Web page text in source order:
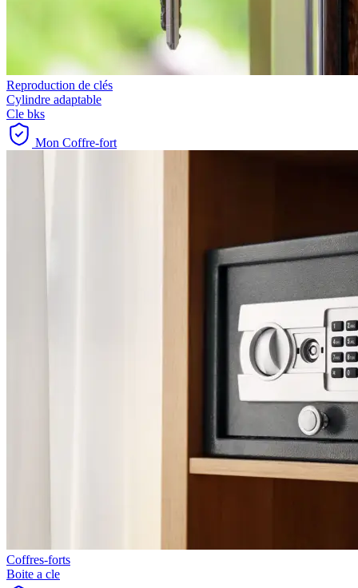
Reproduction de clés
Cylindre adaptable
Cle bks
Mon Coffre-fort
Coffres-forts
Boite a cle